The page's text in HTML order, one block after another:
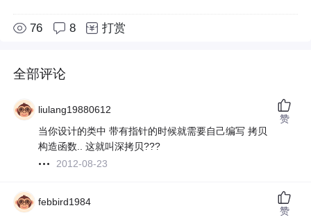
76 8 打赏
全部评论
liulang19880612
当你设计的类中 带有指针的时候就需要自己编写 拷贝
构造函数.. 这就叫深拷贝???
2012-08-23
赞
febbird1984
赞